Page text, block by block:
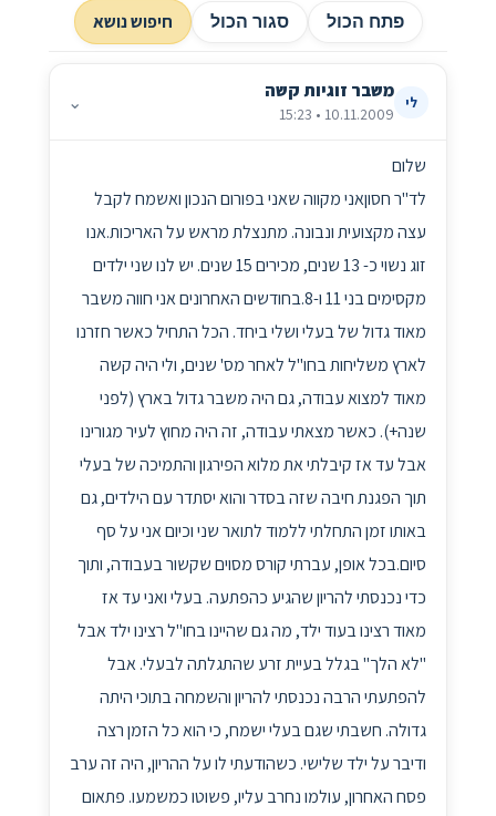
פתח הכול סגור הכול חיפוש נושא
לי משבר זוגיות קשה
10.11.2009 • 15:23
⌄
שלום
לד"ר חסוןאני מקווה שאני בפורום הנכון ואשמח לקבל
עצה מקצועית ונבונה. מתנצלת מראש על האריכות.אנו
זוג נשוי כ- 13 שנים, מכירים 15 שנים. יש לנו שני ילדים
מקסימים בני 11 ו-8.בחודשים האחרונים אני חווה משבר
מאוד גדול של בעלי ושלי ביחד. הכל התחיל כאשר חזרנו
לארץ משליחות בחו"ל לאחר מס' שנים, ולי היה קשה
מאוד למצוא עבודה, גם היה משבר גדול בארץ (לפני
שנה+). כאשר מצאתי עבודה, זה היה מחוץ לעיר מגורינו
אבל עד אז קיבלתי את מלוא הפירגון והתמיכה של בעלי
תוך הפגנת חיבה שזה בסדר והוא יסתדר עם הילדים, גם
באותו זמן התחלתי ללמוד לתואר שני וכיום אני על סף
סיום.בכל אופן, עברתי קורס מסוים שקשור בעבודה, ותוך
כדי נכנסתי להריון שהגיע כהפתעה. בעלי ואני עד אז
מאוד רצינו בעוד ילד, מה גם שהיינו בחו"ל רצינו ילד אבל
"לא הלך" בגלל בעיית זרע שהתגלתה לבעלי. אבל
להפתעתי הרבה נכנסתי להריון והשמחה בתוכי היתה
גדולה. חשבתי שגם בעלי ישמח, כי הוא כל הזמן רצה
ודיבר על ילד שלישי. כשהודעתי לו על ההריון, היה זה ערב
פסח האחרון, עולמו נחרב עליו, פשוטו כמשמעו. פתאום